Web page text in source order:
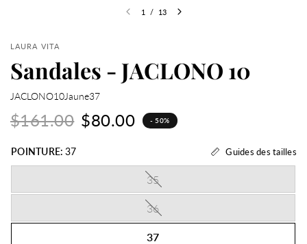
1 / 13
LAURA VITA
Sandales - JACLONO 10
JACLONO10Jaune37
$161.00 $80.00 - 50%
POINTURE: 37 Guides des tailles
35
36
37